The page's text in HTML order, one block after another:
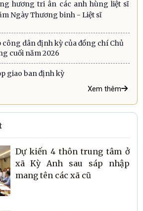
hương tri ân các anh hùng liệt sĩ
Ngày Thương binh - Liệt sĩ
dân định kỳ của đồng chí Chủ
xã 6 tháng cuối năm 2026
giao ban định kỳ
Xem thêm
Dự kiến 4 thôn trung tâm ở
xã Kỳ Anh sau sáp nhập
mang tên các xã cũ